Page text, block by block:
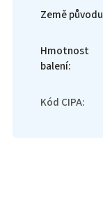
Země původu
Hmotnost
balení:
Kód CIPA: